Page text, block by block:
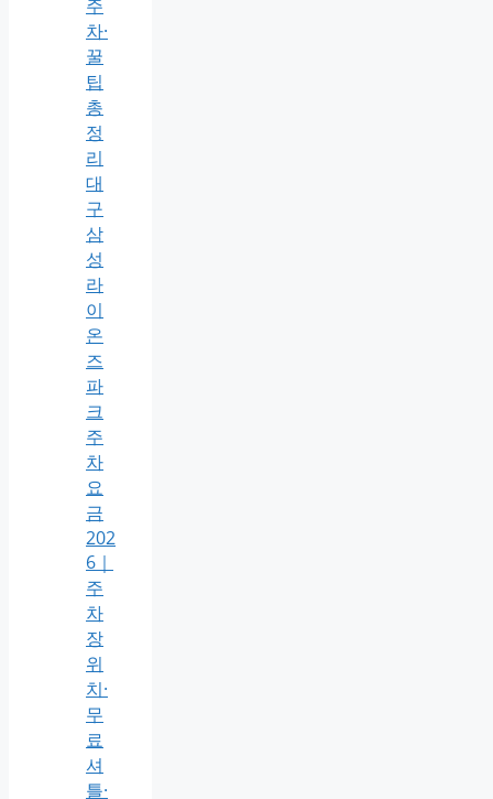
주
차·
꿀
팁
총
정
리
대
구
삼
성
라
이
온
즈
파
크
주
차
요
금
202
6｜
주
차
장
위
치·
무
료
셔
틀·